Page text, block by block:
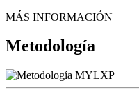
MÁS INFORMACIÓN
Metodología